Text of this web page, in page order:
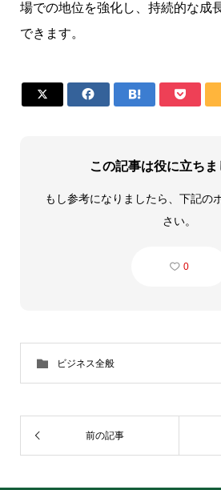
場での地位を強化し、持続的な成
できます。
   
この記事は役に立ちま
もし参考になりましたら、下記の
さい。
0
ビジネス全般
前の記事